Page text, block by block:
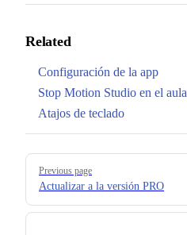
Related
Configuración de la app
Stop Motion Studio en el aula
Atajos de teclado
Pager
Previous page
Actualizar a la versión PRO